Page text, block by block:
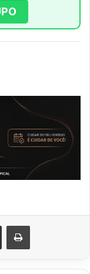
Compartilhar via e-mail Imprimir